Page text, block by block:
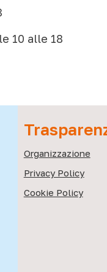
10 alle 18
Organizzazione
Privacy Policy
Cookie Policy